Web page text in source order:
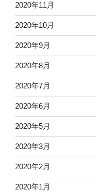
2020年11月
2020年10月
2020年9月
2020年8月
2020年7月
2020年6月
2020年5月
2020年3月
2020年2月
2020年1月